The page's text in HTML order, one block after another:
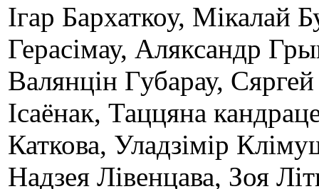
Iгар Бархаткоу, Мiкалай
Герасiмау, Аляксандр
Валянцiн Губарау,
Iсаёнак, Таццяна
Каткова, Уладзiмiр
Надзея Лiвенцава, Зоя